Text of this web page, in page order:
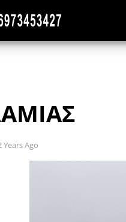
Years Ago